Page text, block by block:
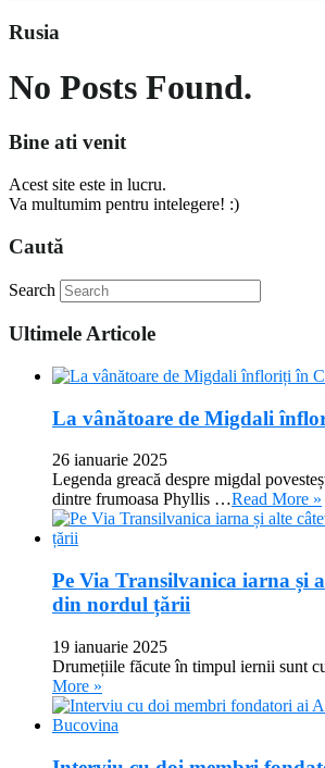
Rusia
No Posts Found.
Bine ati venit
Acest site este in lucru.
Va multumim pentru intelegere! :)
Caută
Search
Ultimele Articole
La vânătoare de Migdali
26 ianuarie 2025
Legenda greacă despre migdal
dintre frumoasa Phyllis …Read More »
Pe Via Transilvanica iarna și
din nordul țării
19 ianuarie 2025
Drumețiile făcute în timpul iernii sunt
More »